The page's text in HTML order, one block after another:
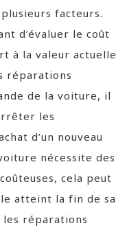
facteurs.
d’évaluer le coût
à la valeur actuelle
réparations
de la voiture, il
les
d’un nouveau
nécessite des
cela peut
atteint la fin de sa
réparations